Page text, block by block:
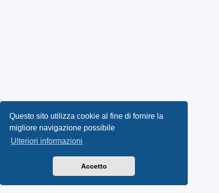
Questo sito utilizza cookie al fine di fornire la
migliore navigazione possibile
Ulteriori informazioni
Accetto